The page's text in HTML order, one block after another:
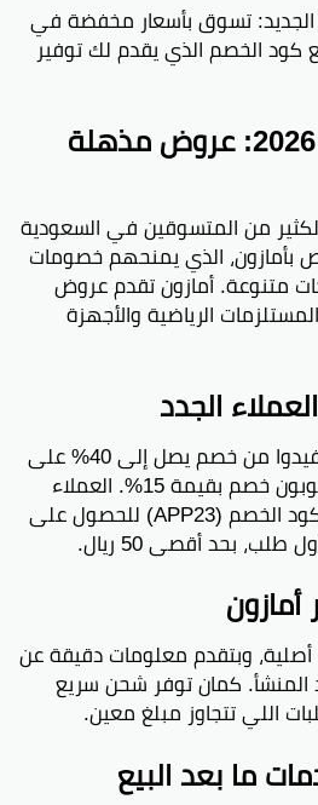
الجديد: تسوق بأسعار مخفضة في
كود الخصم الذي يقدم لك توفير
كود خصم أمازون 2026: عروض مذهلة
2026، في الكثير من المتسوقين في السعودية
بأمازون، الذي يمنحهم خصومات
منتجات متنوعة. أمازون تقدم عروض
الرياضية والأجهزة
الجدد
أعضاء “برايم” يقدروا يستفيدوا من خصم يصل إلى 40% على
منتجات مختارة، وكمان كوبون خصم بقيمة 15%. العملاء
الجدد يمكنهم استخدام كود الخصم (APP23) للحصول على
وبتقدم معلومات دقيقة عن
كمان توفر شحن سريع
اللي تتجاوز مبلغ معين.
ما بعد البيع